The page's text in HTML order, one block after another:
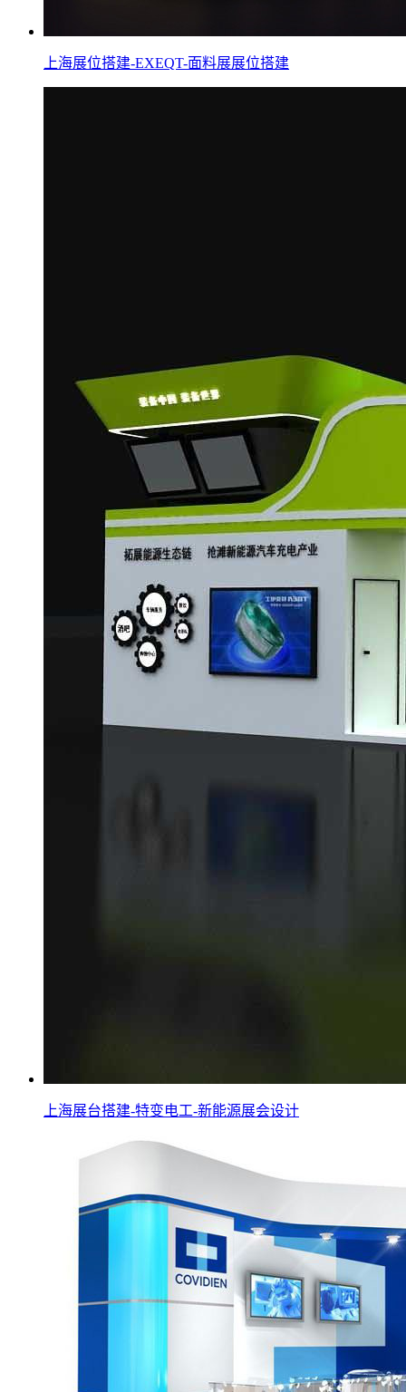
上海展位搭建-EXEQT-面料展展位搭建
上海展台搭建-特变电工-新能源展会设计